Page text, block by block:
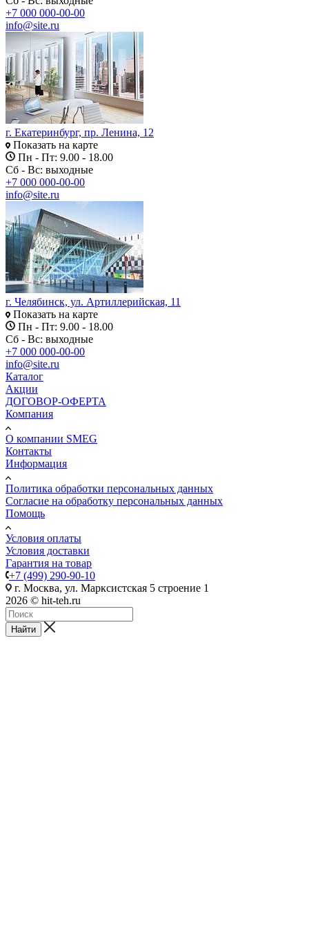
+7 000 000-00-00
info@site.ru
г. Екатеринбург, пр. Ленина, 12
Показать на карте
Пн - Пт: 9.00 - 18.00
Сб - Вс: выходные
+7 000 000-00-00
info@site.ru
г. Челябинск, ул. Артиллерийская, 11
Показать на карте
Пн - Пт: 9.00 - 18.00
Сб - Вс: выходные
+7 000 000-00-00
info@site.ru
Каталог
Акции
ДОГОВОР-ОФЕРТА
Компания
О компании SMEG
Контакты
Информация
Политика обработки персональных данных
Согласие на обработку персональных данных
Помощь
Условия оплаты
Условия доставки
Гарантия на товар
+7 (499) 290-90-10
г. Москва, ул. Марксистская 5 строение 1
2026 © hit-teh.ru
Найти